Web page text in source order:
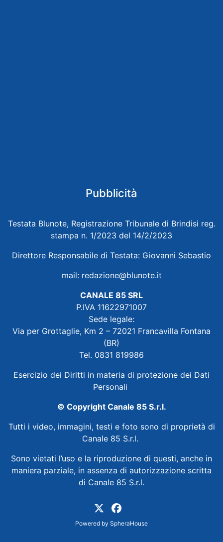
Pubblicità
Testata Blunote, Registrazione Tribunale di Brindisi reg.
stampa n. 1/2023 del 14/2/2023
Direttore Responsabile di Testata: Giovanni Sebastio
mail: redazione@blunote.it
CANALE 85 SRL
P.IVA 11622971007
Sede legale:
Via per Grottaglie, Km 2 – 72021 Francavilla Fontana
(BR)
Tel. 0831 819986
Esercizio dei Diritti in materia di protezione dei Dati
Personali
© Copyright Canale 85 S.r.l.
Tutti i video, immagini, testi e foto sono di proprietà di
Canale 85 S.r.l.
Sono vietati l’uso e la riproduzione di questi, anche in
maniera parziale, in assenza di autorizzazione scritta
di Canale 85 S.r.l.
Powered by SpheraHouse